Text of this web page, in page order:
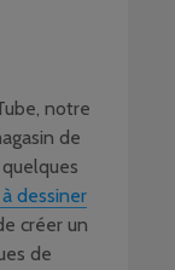
notre
de
dessiner
créer un
de